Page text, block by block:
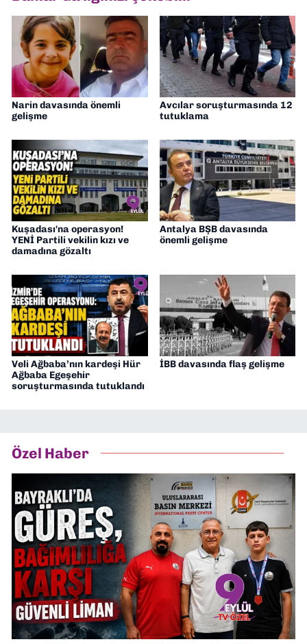
Narin davasında önemli
gelişme
Avcılar soruşturmasında 12
tutuklama
Kuşadası'na operasyon!
YENİ Partili vekilin kızı ve
damadına gözaltı
Antalya BŞB davasında
önemli gelişme
Veli Ağbaba’nın kardeşi Hür
Ağbaba Egeşehir
soruşturmasında tutuklandı
İBB davasında flaş gelişme
Özel Haber